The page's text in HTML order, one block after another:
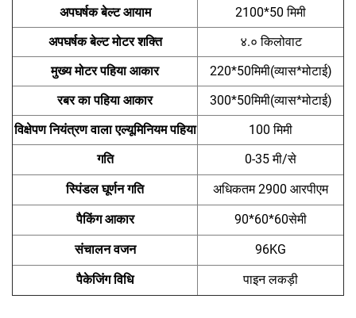
अपघर्षक बेल्ट आयाम
2100*50 मिमी
अपघर्षक बेल्ट मोटर शक्ति
४.० किलोवाट
मुख्य मोटर पहिया आकार
220*50मिमी(व्यास*मोटाई)
रबर का पहिया आकार
300*50मिमी(व्यास*मोटाई)
विक्षेपण नियंत्रण वाला एल्यूमिनियम पहिया
100 मिमी
गति
0-35 मी/से
स्पिंडल घूर्णन गति
अधिकतम 2900 आरपीएम
पैकिंग आकार
90*60*60सेमी
संचालन वजन
96KG
पैकेजिंग विधि
पाइन लकड़ी